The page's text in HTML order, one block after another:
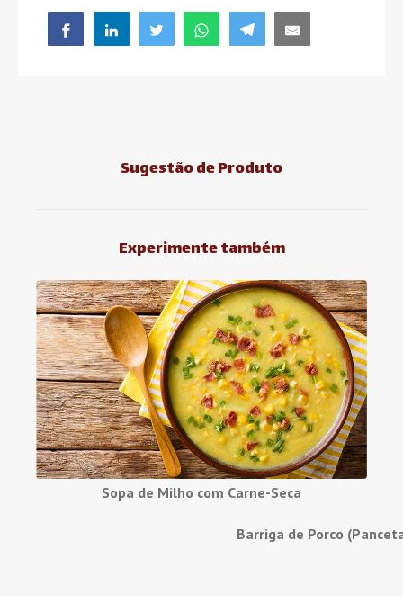
Sugestão de Produto
Experimente também
Sopa de Milho com Carne-Seca
Barriga de Porco